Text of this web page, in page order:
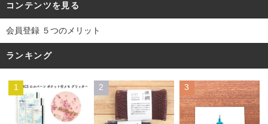
コンテンツを見る
会員登録 ５つのメリット
ランキング
1 2 3